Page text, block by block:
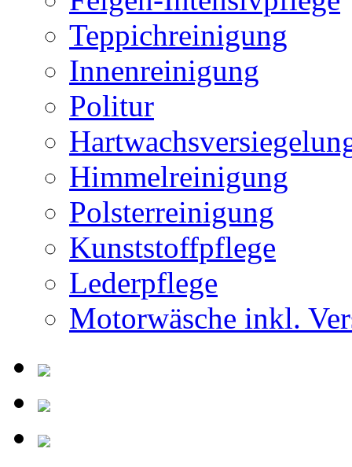
Teppichreinigung
Innenreinigung
Politur
Himmelreinigung
Polsterreinigung
Kunststoffpflege
Lederpflege
Motorwäsche inkl.